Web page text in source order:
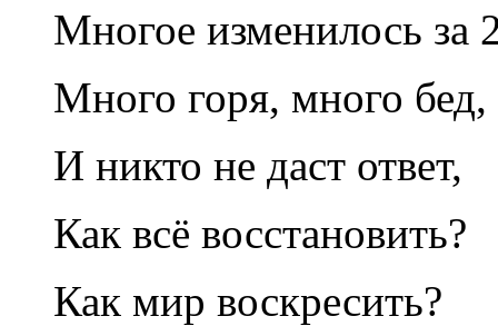
Многое изменилось за
Много горя, много бед,
И никто не даст ответ,
Как всё восстановить?
Как мир воскресить?